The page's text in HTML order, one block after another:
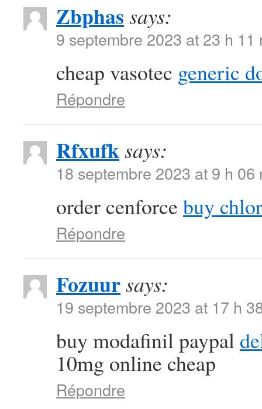
Zbphas says:
9 septembre 2023 at 23 h 11
cheap vasotec generic
Répondre
Rfxufksays:
18 septembre 2023 at 9 h 06
order cenforce buy
Répondre
Fozuursays:
19 septembre 2023 at 17 h
buy modafinil paypal
10mg online cheap
Répondre